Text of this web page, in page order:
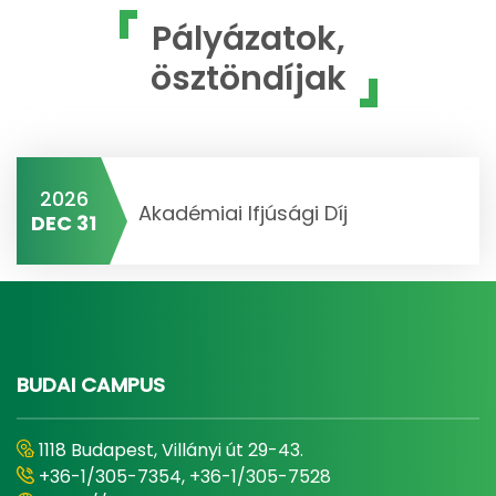
Pályázatok,
ösztöndíjak
2026
DEC 31
Akadémiai Ifjúsági Díj
BUDAI CAMPUS
1118 Budapest, Villányi út 29-43.
+36-1/305-7354, +36-1/305-7528